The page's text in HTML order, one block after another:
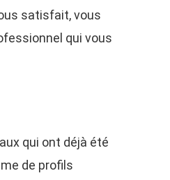
satisfait, vous
qui vous
qui ont déjà été
de profils